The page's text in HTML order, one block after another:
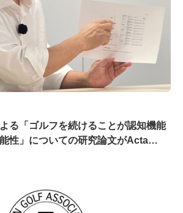
る「ゴルフを続けることが認知機能
性」についての研究論文がActa